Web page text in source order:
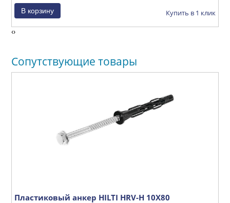
Купить в 1 клик
‹›
Сопутствующие товары
Пластиковый анкер HILTI HRV-H 10X80